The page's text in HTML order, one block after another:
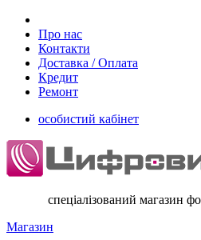
Про нас
Контакти
Доставка / Оплата
Кредит
Ремонт
особистий кабінет
спеціалізований магазин
Магазин